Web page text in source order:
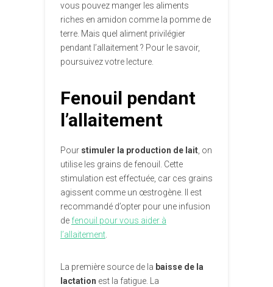
vous pouvez manger les aliments
riches en amidon comme la pomme de
terre. Mais quel aliment privilégier
pendant l’allaitement ? Pour le savoir,
poursuivez votre lecture.
Fenouil pendant
l’allaitement
Pour stimuler la production de lait, on
utilise les grains de fenouil. Cette
stimulation est effectuée, car ces grains
agissent comme un œstrogène. Il est
recommandé d’opter pour une infusion
de fenouil pour vous aider à
l’allaitement.
La première source de la baisse de la
lactation est la fatigue. La